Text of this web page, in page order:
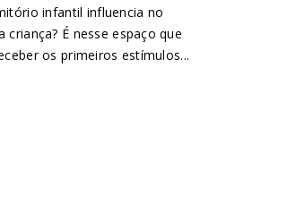
infantil influencia no
criança? É nesse espaço que
os primeiros estímulos...